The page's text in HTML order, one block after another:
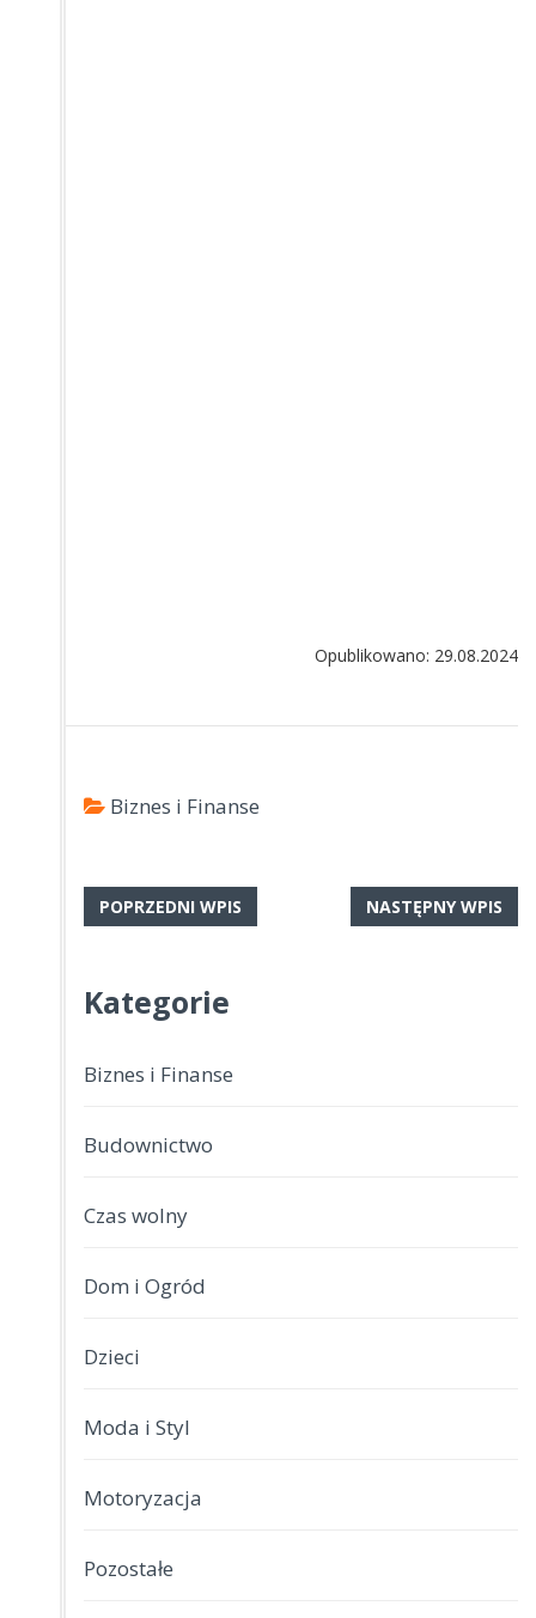
Opublikowano: 29.08.2024
Biznes i Finanse
POPRZEDNI WPIS NASTĘPNY WPIS
Kategorie
Biznes i Finanse
Budownictwo
Czas wolny
Dom i Ogród
Dzieci
Moda i Styl
Motoryzacja
Pozostałe